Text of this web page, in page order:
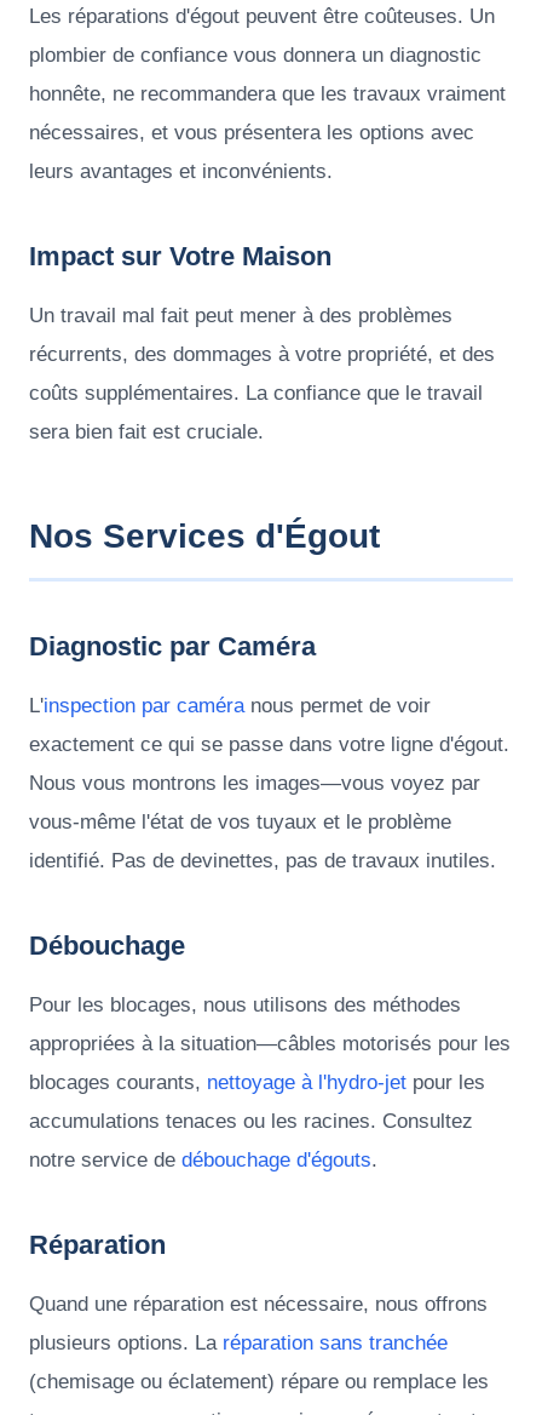
Les réparations d'égout peuvent être coûteuses. Un
plombier de confiance vous donnera un diagnostic
honnête, ne recommandera que les travaux vraiment
nécessaires, et vous présentera les options avec
leurs avantages et inconvénients.
Impact sur Votre Maison
Un travail mal fait peut mener à des problèmes
récurrents, des dommages à votre propriété, et des
coûts supplémentaires. La confiance que le travail
sera bien fait est cruciale.
Nos Services d'Égout
Diagnostic par Caméra
L'inspection par caméranous permet de voir
exactement ce qui se passe dans votre ligne d'égout.
Nous vous montrons les images—vous voyez par
vous-même l'état de vos tuyaux et le problème
identifié. Pas de devinettes, pas de travaux inutiles.
Débouchage
Pour les blocages, nous utilisons des méthodes
appropriées à la situation—câbles motorisés pour les
blocages courants, nettoyage à l'hydro-jet pour les
accumulations tenaces ou les racines. Consultez
notre service de débouchage d'égouts.
Réparation
Quand une réparation est nécessaire, nous offrons
plusieurs options. La réparation sans tranchée
(chemisage ou éclatement) répare ou remplace les